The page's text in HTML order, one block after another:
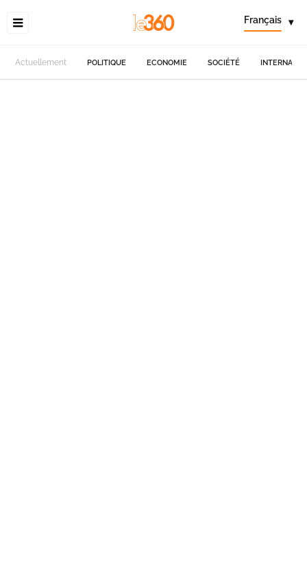
Français ▾
Actuellement POLITIQUE ECONOMIE SOCIÉTÉ